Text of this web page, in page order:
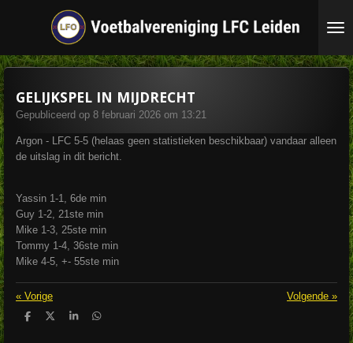
de
GELIJKSPEL IN MIJDRECHT
Gepubliceerd op 8 februari 2026 om 13:21
Argon - LFC 5-5 (helaas geen statistieken beschikbaar) vandaar alleen
de uitslag in dit bericht.
Yassin 1-1, 6de min
Guy 1-2, 21ste min
Mike 1-3, 25ste min
Tommy 1-4, 36ste min
Mike 4-5, +- 55ste min
« Vorige Volgende »
D
D
S
D